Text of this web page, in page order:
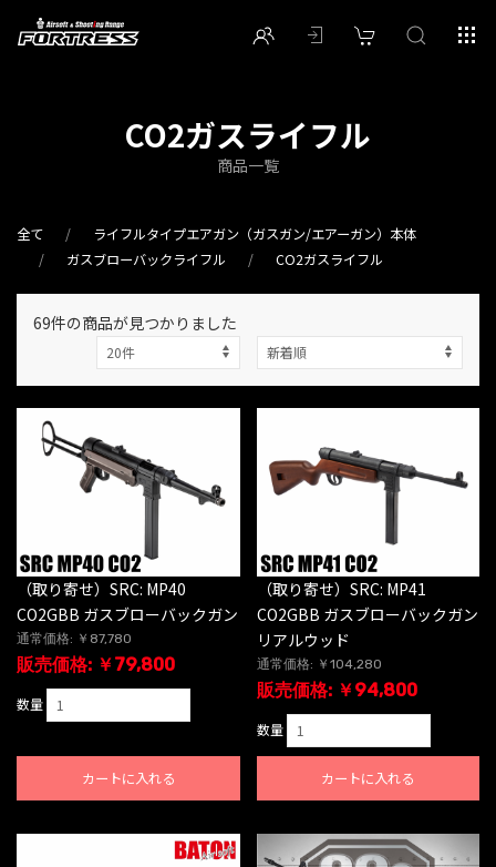
CO2ガスライフル
商品一覧
全て
ライフルタイプエアガン（ガスガン/エアーガン）本体
ガスブローバックライフル
CO2ガスライフル
69件の商品が見つかりました
（取り寄せ）SRC: MP40
CO2GBB ガスブローバックガン
通常価格: ￥87,780
販売価格: ￥79,800
数量
カートに入れる
（取り寄せ）SRC: MP41
CO2GBB ガスブローバックガン
リアルウッド
通常価格: ￥104,280
販売価格: ￥94,800
数量
カートに入れる